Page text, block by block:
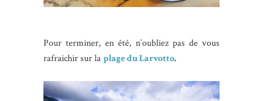
Pour terminer, en été, n’oubliez pas de vous
rafraichir sur laplage du Larvotto.